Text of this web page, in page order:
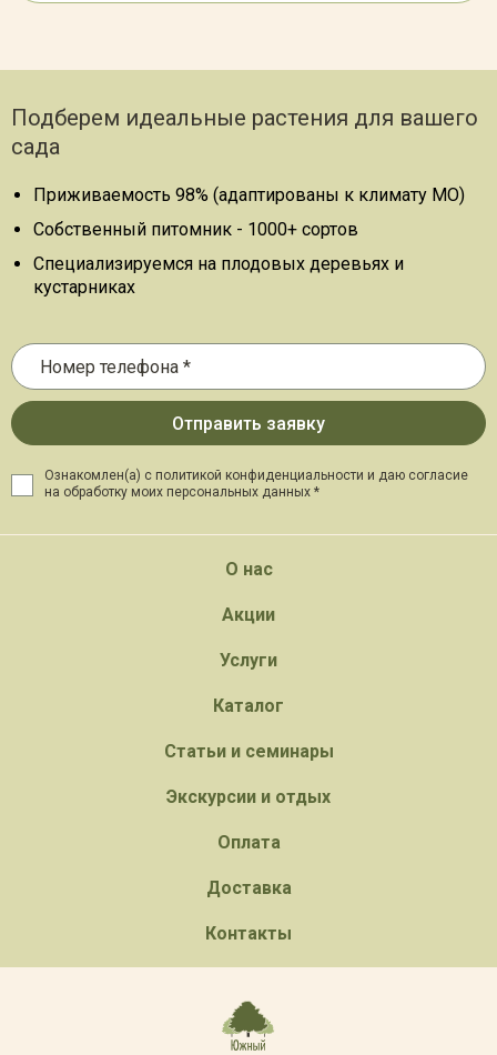
Подберем идеальные растения для вашего
сада
Приживаемость 98% (адаптированы к климату МО)
Собственный питомник - 1000+ сортов
Специализируемся на плодовых деревьях и
кустарниках
Ознакомлен(а) с политикой конфиденциальности и даю согласие
на обработку моих персональных данных *
О нас
Акции
Услуги
Каталог
Статьи и семинары
Экскурсии и отдых
Оплата
Доставка
Контакты